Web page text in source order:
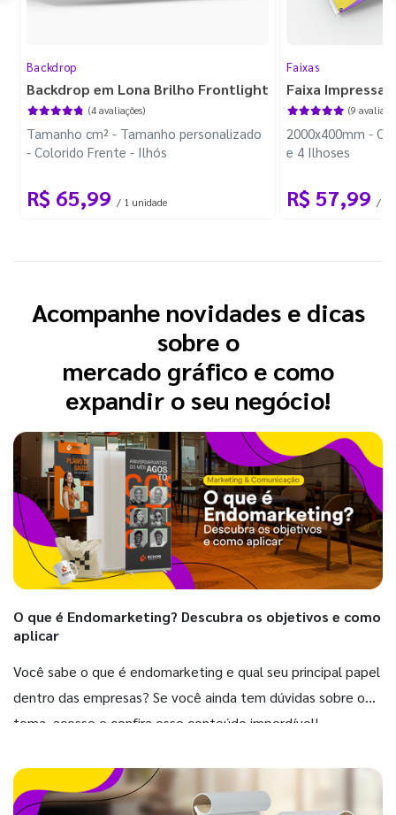
Backdrop
Backdrop em Lona Brilho Frontlight
(4 avaliações)
Tamanho cm² - Tamanho personalizado
- Colorido Frente - Ilhós
R$ 65,99 / 1 unidade
Faixas
Faixa Impressa
(9
2000x400mm -
e 4 Ilhoses
R$ 57,99
Acompanhe novidades e dicas
sobre o
mercado gráfico e como
expandir o seu negócio!
O que é Endomarketing? Descubra os objetivos e como
aplicar
Você sabe o que é endomarketing e qual seu principal papel
dentro das empresas? Se você ainda tem dúvidas sobre o
tema, acesse e confira esse conteúdo imperdível!